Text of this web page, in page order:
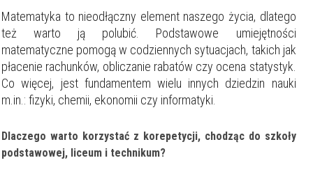
Matematyka to nieodłączny element naszego życia, dlatego
też warto ją polubić. Podstawowe umiejętności
matematyczne pomogą w codziennych sytuacjach, takich jak
płacenie rachunków, obliczanie rabatów czy ocena statystyk.
Co więcej, jest fundamentem wielu innych dziedzin nauki
m.in.: fizyki, chemii, ekonomii czy informatyki.
Dlaczego warto korzystać z korepetycji, chodząc do szkoły
podstawowej, liceum i technikum?